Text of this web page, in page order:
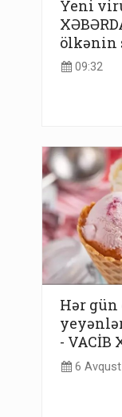
Yeni
ölkənin
09:32
Hər
- VACİB
6 Avqust